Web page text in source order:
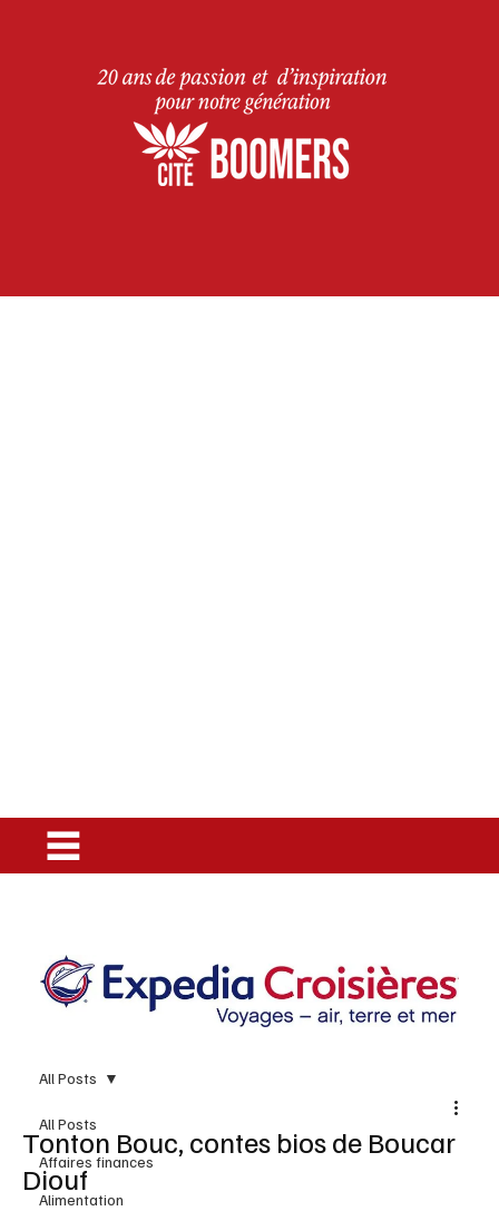
All Posts
Affaires finances
Alimentation
All Posts
Tonton Bouc, contes bios de Boucar
Diouf